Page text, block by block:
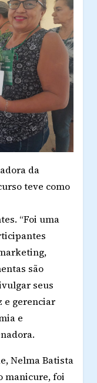
da
teve como
“Foi uma
são
seus
e gerenciar
e
Nelma Batista
manicure, foi